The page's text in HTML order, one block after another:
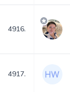
4916.
4917.